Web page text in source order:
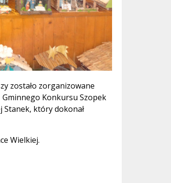
zostało zorganizowane
Konkursu Szopek
Stanek, który dokonał
Wielkiej.